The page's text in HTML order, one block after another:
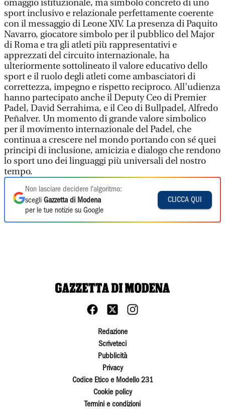
omaggio istituzionale, ma simbolo concreto di uno
sport inclusivo e relazionale perfettamente coerente
con il messaggio di Leone XIV. La presenza di Paquito
Navarro, giocatore simbolo per il pubblico del Major
di Roma e tra gli atleti più rappresentativi e
apprezzati del circuito internazionale, ha
ulteriormente sottolineato il valore educativo dello
sport e il ruolo degli atleti come ambasciatori di
correttezza, impegno e rispetto reciproco. All’udienza
hanno partecipato anche il Deputy Ceo di Premier
Padel, David Serrahima, e il Ceo di Bullpadel, Alfredo
Peñalver. Un momento di grande valore simbolico
per il movimento internazionale del Padel, che
continua a crescere nel mondo portando con sé quei
principi di inclusione, amicizia e dialogo che rendono
lo sport uno dei linguaggi più universali del nostro
tempo.
Non lasciare decidere l'algoritmo:
scegli Gazzetta di Modena
per le tue notizie su Google
CLICCA QUI
Redazione
Scriveteci
Pubblicità
Privacy
Codice Etico e Modello 231
Cookie policy
Termini e condizioni